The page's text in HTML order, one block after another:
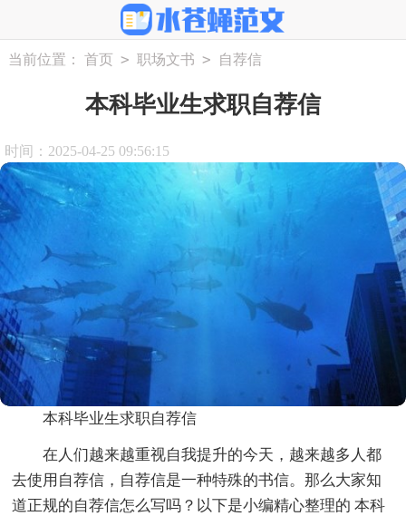
当前位置： 首页 > 职场文书 > 自荐信
本科毕业生求职自荐信
时间：2025-04-25 09:56:15
本科毕业生求职自荐信
在人们越来越重视自我提升的今天，越来越多人都
去使用自荐信，自荐信是一种特殊的书信。那么大家知
道正规的自荐信怎么写吗？以下是小编精心整理的 本科